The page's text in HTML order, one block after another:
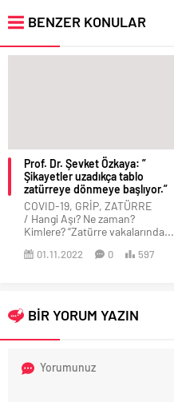
BENZER KONULAR
Prof. Dr. Şevket Özkaya: ”
Şikayetler uzadıkça tablo
zatürreye dönmeye başlıyor.”
COVID-19, GRİP, ZATÜRRE
/ Hangi Aşı? Ne zaman?
Kimlere? “Zatürre vakalarında...
01.11.2022 0 597
BİR YORUM YAZIN